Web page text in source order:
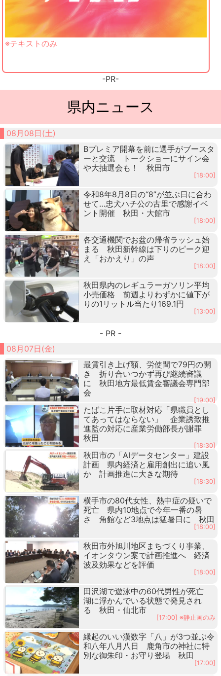
※テキストのみ
-PR-
県内ニュース
08月08日(土)
Bプレミア開幕を前に選手がブースタ
ーと交流 トークショーにサイン会
や大抽選会も！ 秋田市
[18:00]
令和8年8月8日の“8”が並ぶ日に合わ
せて…忠犬ハチ公の古里で感謝イベ
ント開催 秋田・大館市
[18:00]
各交通機関でお盆の帰省ラッシュ始
まる 秋田新幹線は下りのピーク迎
え「おかえり」の声
[18:00]
秋田県内のレギュラーガソリン平均
小売価格 前週よりわずかに値下が
りの1リットル当たり169.1円
[13:00]
- PR -
08月07日(金)
最賃引き上げ額、労使間で79円の開
き 折り合いつかず再び継続審議
に 秋田地方最低賃金審議会専門部
会
[19:00]
たばこ片手に取材対応「県職員とし
てあってはならない」 企業誘致推
進監の対応に産業労働部長が謝罪
秋田
[18:30]
秋田市の「AIデータセンター」建設
計画 県内経済と雇用創出に追い風
か 計画推進に大きな期待
[18:30]
横手市の80代女性、熱中症の疑いで
死亡 県内10地点で今年一番の暑
さ 角館など3地点は猛暑日に 秋田
[18:00]
秋田市外旭川地区まちづくり事業、
イオンタウン案で計画推進へ 経済
波及効果などを評価
[18:00]
田沢湖で遊泳中の60代男性が死亡
湖に浮かんでいる状態で発見され
る 秋田・仙北市
[17:00] ※静止画のみ
縁起のいい漢数字「八」が3つ並ぶ令
和八年八月八日 鹿角市の神社に特
別な御朱印・お守り登場 秋田
[17:00]